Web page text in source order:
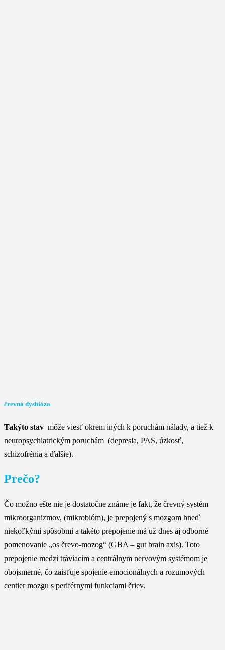
črevná dysbióza
Takýto stav môže viesť okrem iných k poruchám nálady, a tiež k
neuropsychiatrickým poruchám (depresia, PAS, úzkosť,
schizofrénia a ďalšie).
Prečo?
Čo možno ešte nie je dostatočne známe je fakt, že črevný systém
mikroorganizmov, (mikrobióm), je prepojený s mozgom hneď
niekoľkými spôsobmi a takéto prepojenie má už dnes aj odborné
pomenovanie „os črevo-mozog“ (GBA – gut brain axis). Toto
prepojenie medzi tráviacim a centrálnym nervovým systémom je
obojsmerné, čo zaisťuje spojenie emocionálnych a rozumových
centier mozgu s periférnymi funkciami čriev.